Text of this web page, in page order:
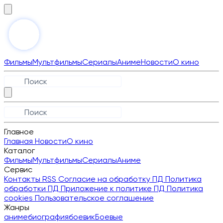
ФильмыМультфильмыСериалыАнимеНовостиО кино
Главное
Главная НовостиО кино
Каталог
ФильмыМультфильмыСериалыАниме
Сервис
Контакты RSS Согласие на обработку ПД Политика
обработки ПД Приложение к политике ПД Политика
cookies Пользовательское соглашение
Жанры
анимебиографиябоевикБоевые